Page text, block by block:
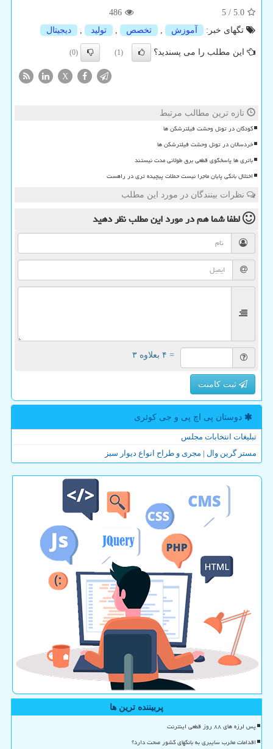
5.0
/
5
486
تگهای خبر:
آموزش تخصص تولید دیجیتال
این مطلب را می پسندید؟ (1)
(0)
X
تازه ترین مطالب مرتبط
کودکان در تونل وحشت فیلترشکن ها
خردسالان در تونل وحشت فیلترشکن ها
باتری ها پاسخگوی قطعی برق طولانی مدت نیستند
اختلال بانکی پایان ماجرا نیست حملات پیچیده تری در راهست
نظرات بینندگان در مورد این مطلب
لطفا شما همدر مورد این مطلبنظر دهید
= ۴ بعلاوه ۳
ثبت کامنت
دوستان پی اچ پی و جی كوئری
تبلیغات انتخابات مجلس
مستر گرین وال | مجری و طراح انواع دیوار سبز
پربیننده ترین ها
پس لرزه های ۸۸ روز قطعی اینترنت
اقدامات مخرب سایبری به بانکهای کشور صحت دارد؟